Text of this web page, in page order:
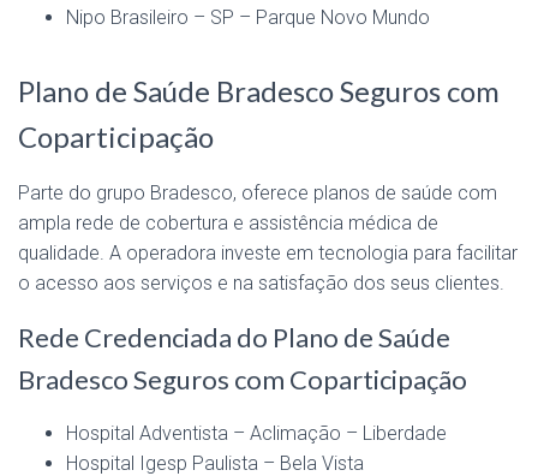
Nipo Brasileiro – SP – Parque Novo Mundo
Plano de Saúde Bradesco Seguros com
Coparticipação
Parte do grupo Bradesco, oferece planos de saúde com
ampla rede de cobertura e assistência médica de
qualidade. A operadora investe em tecnologia para facilitar
o acesso aos serviços e na satisfação dos seus clientes.
Rede Credenciada do Plano de Saúde
Bradesco Seguros com Coparticipação
Hospital Adventista – Aclimação – Liberdade
Hospital Igesp Paulista – Bela Vista